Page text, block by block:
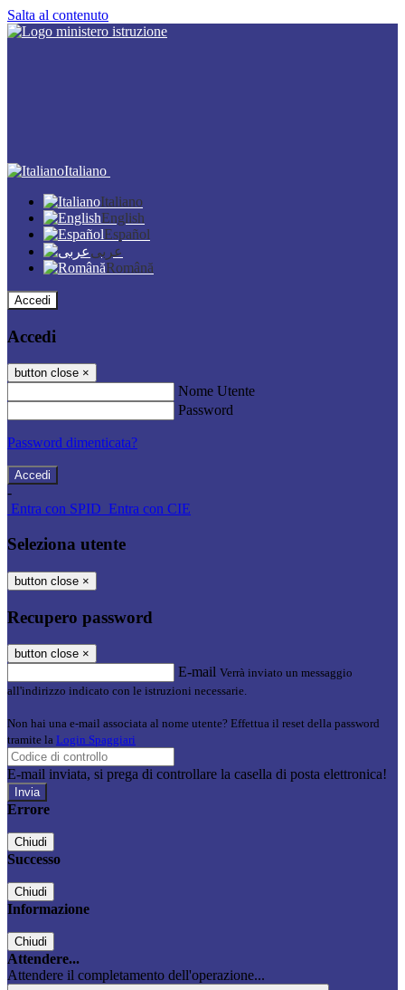
Salta al contenuto
Italiano
Italiano
English
Español
عربى
Română
Accedi
Accedi
button close ×
Nome Utente
Password
Password dimenticata?
-
Entra con SPID Entra con CIE
Seleziona utente
button close ×
Recupero password
button close ×
E-mail Verrà inviato un messaggio
all'indirizzo indicato con le istruzioni necessarie.
Non hai una e-mail associata al nome utente? Effettua il reset della password
tramite la Login Spaggiari
E-mail inviata, si prega di controllare la casella di posta elettronica!
Errore
Chiudi
Successo
Chiudi
Informazione
Chiudi
Attendere...
Attendere il completamento dell'operazione...